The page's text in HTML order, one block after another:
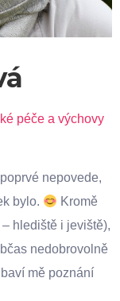
péče a výchovy
nepovede,
bylo.
Kromě
hlediště i jeviště),
nedobrovolně
mě poznání